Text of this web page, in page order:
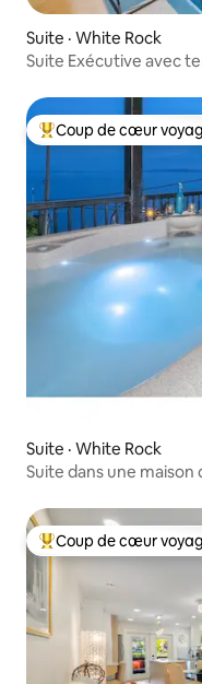
Suite · White Rock
Suite Exécutive avec
Coup de cœur
Coup de cœur
Suite · White Rock
Suite dans une maison
Coup de cœur
Coup de cœur